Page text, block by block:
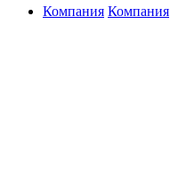
Компания Компания